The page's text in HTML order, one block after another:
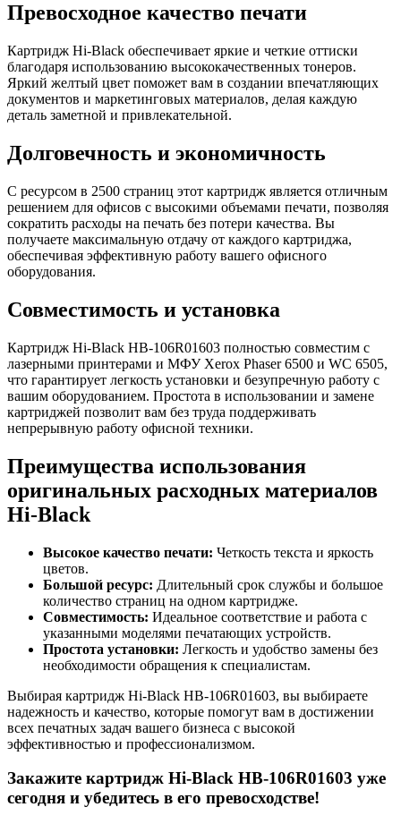
Превосходное качество печати
Картридж Hi-Black обеспечивает яркие и четкие оттиски
благодаря использованию высококачественных тонеров.
Яркий желтый цвет поможет вам в создании впечатляющих
документов и маркетинговых материалов, делая каждую
деталь заметной и привлекательной.
Долговечность и экономичность
С ресурсом в 2500 страниц этот картридж является отличным
решением для офисов с высокими объемами печати, позволяя
сократить расходы на печать без потери качества. Вы
получаете максимальную отдачу от каждого картриджа,
обеспечивая эффективную работу вашего офисного
оборудования.
Совместимость и установка
Картридж Hi-Black HB-106R01603 полностью совместим с
лазерными принтерами и МФУ Xerox Phaser 6500 и WC 6505,
что гарантирует легкость установки и безупречную работу с
вашим оборудованием. Простота в использовании и замене
картриджей позволит вам без труда поддерживать
непрерывную работу офисной техники.
Преимущества использования
оригинальных расходных материалов
Hi-Black
Высокое качество печати: Четкость текста и яркость
цветов.
Большой ресурс: Длительный срок службы и большое
количество страниц на одном картридже.
Совместимость: Идеальное соответствие и работа с
указанными моделями печатающих устройств.
Простота установки: Легкость и удобство замены без
необходимости обращения к специалистам.
Выбирая картридж Hi-Black HB-106R01603, вы выбираете
надежность и качество, которые помогут вам в достижении
всех печатных задач вашего бизнеса с высокой
эффективностью и профессионализмом.
Закажите картридж Hi-Black HB-106R01603 уже
сегодня и убедитесь в его превосходстве!